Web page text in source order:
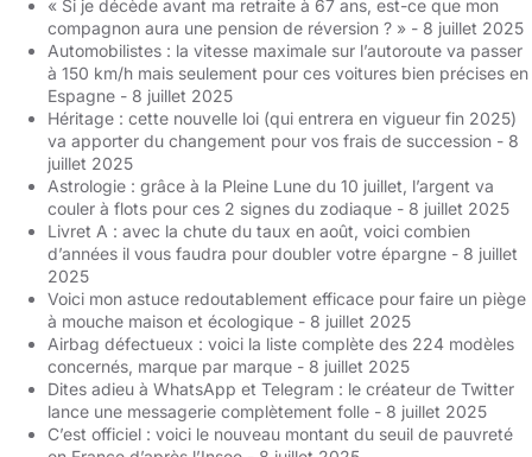
« Si je décède avant ma retraite à 67 ans, est-ce que mon
compagnon aura une pension de réversion ? » - 8 juillet 2025
Automobilistes : la vitesse maximale sur l’autoroute va passer
à 150 km/h mais seulement pour ces voitures bien précises en
Espagne - 8 juillet 2025
Héritage : cette nouvelle loi (qui entrera en vigueur fin 2025)
va apporter du changement pour vos frais de succession - 8
juillet 2025
Astrologie : grâce à la Pleine Lune du 10 juillet, l’argent va
couler à flots pour ces 2 signes du zodiaque - 8 juillet 2025
Livret A : avec la chute du taux en août, voici combien
d’années il vous faudra pour doubler votre épargne - 8 juillet
2025
Voici mon astuce redoutablement efficace pour faire un piège
à mouche maison et écologique - 8 juillet 2025
Airbag défectueux : voici la liste complète des 224 modèles
concernés, marque par marque - 8 juillet 2025
Dites adieu à WhatsApp et Telegram : le créateur de Twitter
lance une messagerie complètement folle - 8 juillet 2025
C’est officiel : voici le nouveau montant du seuil de pauvreté